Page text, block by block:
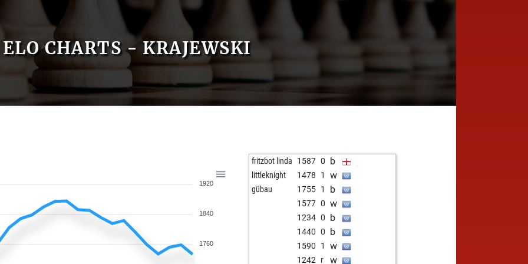
ELO CHARTS - KRAJEWSKI
1920
1840
1760
fritzbot linda 1587 0 b
littleknight 1478 1 w
gübau 1755 1 b
1577 0 w
1234 0 b
1440 0 b
1590 1 w
1242 r w